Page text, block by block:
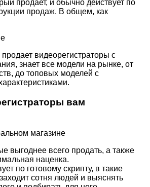
продает, и обычно действует по
продаж. В общем, как
видеорегистраторы с
знает все модели на рынке, от
до топовых моделей с
вам
магазине
выгоднее всего продать, а также
наценка.
по готовому скрипту, в такие
сотня людей и выяснять